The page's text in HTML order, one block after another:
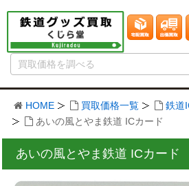
HOME 買取価格一覧
鉄道
あいの風とやま鉄道 ICカード
あいの風とやま鉄道 ICカード